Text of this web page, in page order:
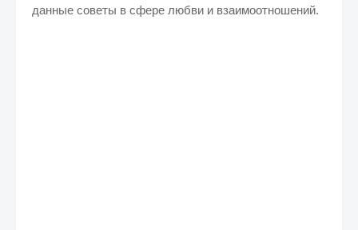
данные советы в сфере любви и взаимоотношений.